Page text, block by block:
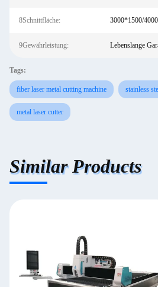
8Schnittfläche: 3000*1500/
9Gewährleistung: Lebenslange
Tags:
fiber laser metal cutting machine stainless
metal laser cutter
Similar Products